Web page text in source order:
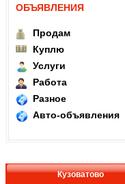
ОБЪЯВЛЕНИЯ
Продам
Куплю
Услуги
Работа
Разное
Авто-объявления
Кузоватово